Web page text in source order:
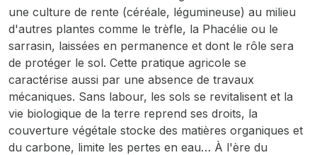
une culture de rente (céréale, légumineuse) au milieu
d'autres plantes comme le trèfle, la Phacélie ou le
sarrasin, laissées en permanence et dont le rôle sera
de protéger le sol. Cette pratique agricole se
caractérise aussi par une absence de travaux
mécaniques. Sans labour, les sols se revitalisent et la
vie biologique de la terre reprend ses droits, la
couverture végétale stocke des matières organiques et
du carbone, limite les pertes en eau… À l'ère du